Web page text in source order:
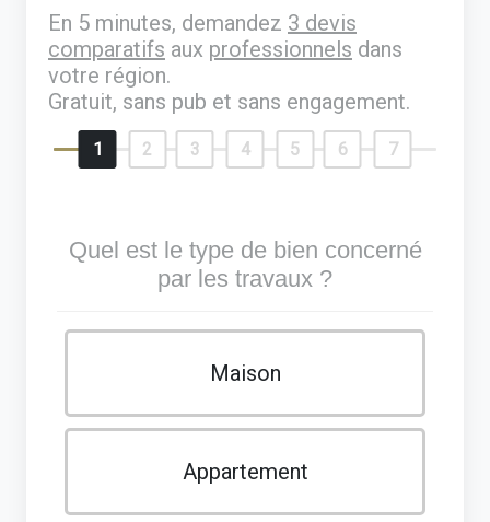
En 5 minutes, demandez 3 devis
comparatifs aux professionnels dans
votre région.
Gratuit, sans pub et sans engagement.
1 2 3 4 5 6 7
Quel est le type de bien concerné
par les travaux ?
Maison
Appartement